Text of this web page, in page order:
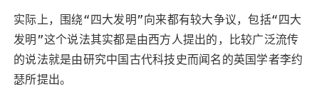
实际上，围绕“四大发明”向来都有较大争议，包括“四大
发明”这个说法其实都是由西方人提出的，比较广泛流传
的说法就是由研究中国古代科技史而闻名的英国学者李约
瑟所提出。